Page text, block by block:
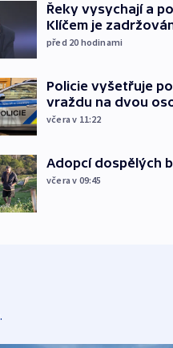
Řeky vysychají a
Klíčem je
před 20 hodinami
Policie vyšetřuje
vraždu na dvou
včera v 11:22
Adopcí dospělých
včera v 09:45